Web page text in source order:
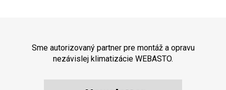
Sme autorizovaný partner pre montáž a opravu
nezávislej klimatizácie WEBASTO.